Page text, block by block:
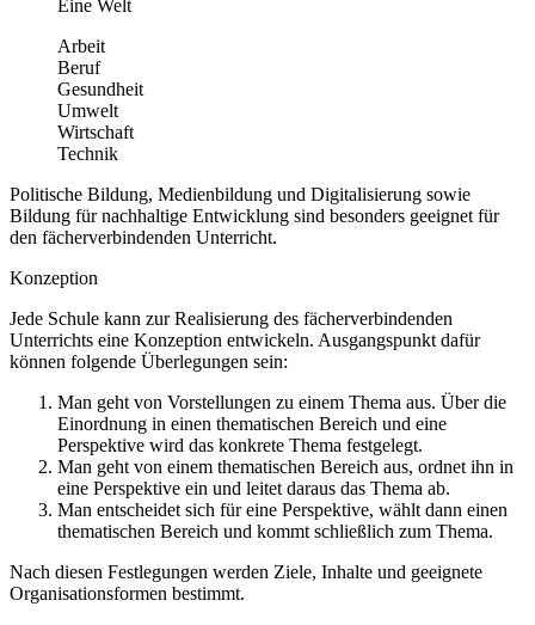
Eine Welt
Arbeit
Beruf
Gesundheit
Umwelt
Wirtschaft
Technik
Politische Bildung, Medienbildung und Digitalisierung sowie
Bildung für nachhaltige Entwicklung sind besonders geeignet für
den fächerverbindenden Unterricht.
Konzeption
Jede Schule kann zur Realisierung des fächerverbindenden
Unterrichts eine Konzeption entwickeln. Ausgangspunkt dafür
können folgende Überlegungen sein:
Man geht von Vorstellungen zu einem Thema aus. Über die
Einordnung in einen thematischen Bereich und eine
Perspektive wird das konkrete Thema festgelegt.
Man geht von einem thematischen Bereich aus, ordnet ihn in
eine Perspektive ein und leitet daraus das Thema ab.
Man entscheidet sich für eine Perspektive, wählt dann einen
thematischen Bereich und kommt schließlich zum Thema.
Nach diesen Festlegungen werden Ziele, Inhalte und geeignete
Organisationsformen bestimmt.